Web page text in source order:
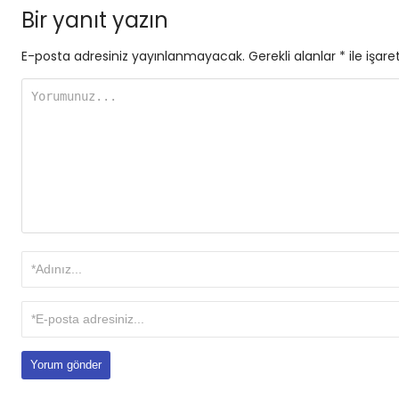
Bir yanıt yazın
E-posta adresiniz yayınlanmayacak. Gerekli alanlar * ile